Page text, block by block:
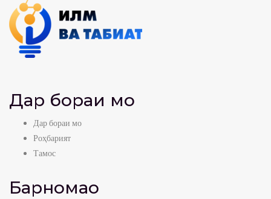
Дар бораи мо
Дар бораи мо
Роҳбарият
Тамос
Барномаҳо